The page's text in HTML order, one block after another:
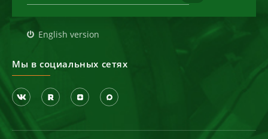
English version
Мы в социальных сетях